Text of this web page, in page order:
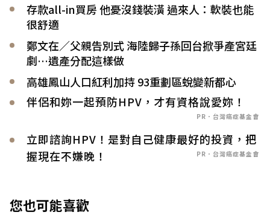
存款all-in買房 他憂沒錢裝潢 過來人：軟裝也能
很舒適
鄭文在／父親告別式 海陸歸子孫回台掀爭產宮廷
劇…遺產分配這樣做
高雄鳳山人口紅利加持 93重劃區蛻變新都心
伴侶和妳一起預防HPV，才有資格說愛妳！
PR．台灣癌症基金會
立即諮詢HPV！是對自己健康最好的投資，把
握現在不嫌晚！
PR．台灣癌症基金會
您也可能喜歡